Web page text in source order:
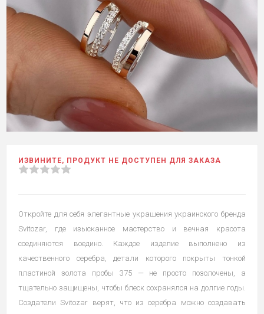
ИЗВИНИТЕ, ПРОДУКТ НЕ ДОСТУПЕН ДЛЯ ЗАКАЗА
Откройте для себя элегантные украшения украинского бренда
Svitozar, где изысканное мастерство и вечная красота
соединяются воедино. Каждое изделие выполнено из
качественного серебра, детали которого покрыты тонкой
пластиной золота пробы 375 — не просто позолочены, а
тщательно защищены, чтобы блеск сохранялся на долгие годы.
Создатели Svitozar верят, что из серебра можно создавать